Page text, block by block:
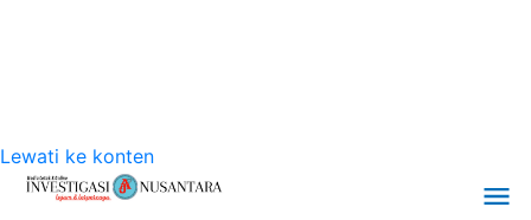
Lewati ke konten